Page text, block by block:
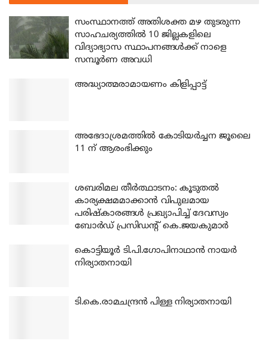
സംസ്ഥാനത്ത് അതിശക്ത മഴ തുടരുന്ന
സാഹചര്യത്തിൽ 10 ജില്ലകളിലെ
വിദ്യാഭ്യാസ സ്ഥാപനങ്ങൾക്ക് നാളെ
സമ്പൂർണ അവധി
അദ്ധ്യാത്മരാമായണം കിളിപ്പാട്ട്
അഭേദാശ്രമത്തില്‍ കോടിയര്‍ച്ചന ജൂലൈ
11 ന് ആരംഭിക്കും
ശബരിമല തീര്‍ത്ഥാടനം: കൂടുതല്‍
കാര്യക്ഷമമാക്കാന്‍ വിപുലമായ
പരിഷ്‌കാരങ്ങള്‍ പ്രഖ്യാപിച്ച് ദേവസ്വം
ബോര്‍ഡ് പ്രസിഡന്റ് കെ.ജയകുമാര്‍
കൊട്ടിയൂര്‍ ടി.പി.ഗോപിനാഥാന്‍ നായര്‍
നിര്യാതനായി
ടി.കെ.രാമചന്ദ്രന്‍ പിള്ള നിര്യാതനായി